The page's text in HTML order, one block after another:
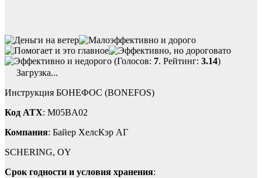
(Голосов: 7. Рейтинг: 3.14)
Загрузка...
Инструкция БОНЕФОС (BONEFOS)
Код ATX: M05BA02
Компания: Байер ХелсКэр АГ
SCHERING, OY
Срок годности и условия хранения: